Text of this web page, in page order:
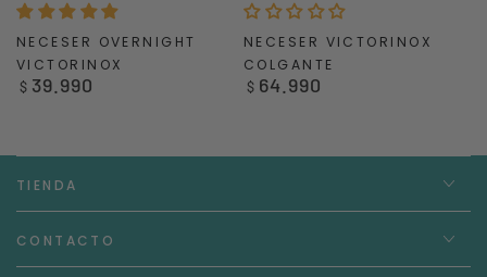
NECESER OVERNIGHT
VICTORINOX
Precio
$ 39.990
NECESER VICTORINOX
COLGANTE
Precio
$ 64.990
TIENDA
CONTACTO